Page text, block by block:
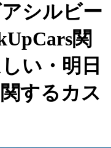
シルビー
関
い・明日
するカス